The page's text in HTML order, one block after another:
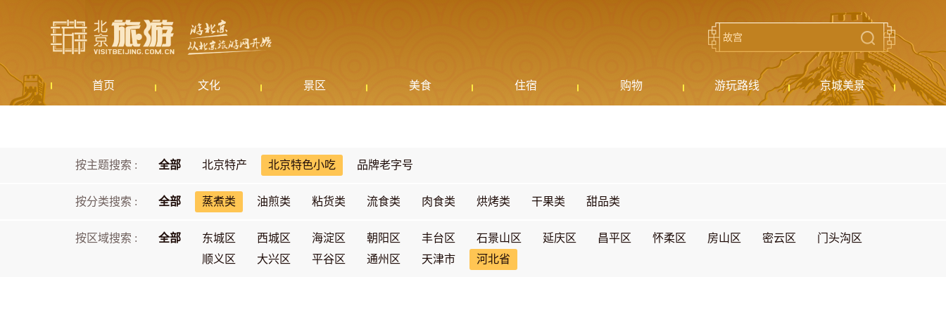
首页 文化 景区 美食 住宿 购物 游玩路线 京城美景
按主题搜索 : 全部 北京特产 北京特色小吃 品牌老字号
按分类搜索 : 全部 蒸煮类 油煎类 粘货类 流食类 肉食类 烘烤类 干果类 甜品类
按区域搜索 : 全部 东城区 西城区 海淀区 朝阳区 丰台区 石景山区 延庆区 昌平区 怀柔区 房山区 密云区
门头沟区
顺义区
大兴区 平谷区 通州区 天津市 河北省